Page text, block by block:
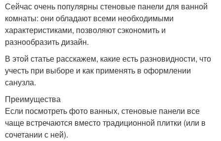
Сейчас очень популярны стеновые панели для ванной
комнаты: они обладают всеми необходимыми
характеристиками, позволяют сэкономить и
разнообразить дизайн.
В этой статье расскажем, какие есть разновидности, что
учесть при выборе и как применять в оформлении
санузла.
Преимущества
Если посмотреть фото ванных, стеновые панели все
чаще встречаются вместо традиционной плитки (или в
сочетании с ней).